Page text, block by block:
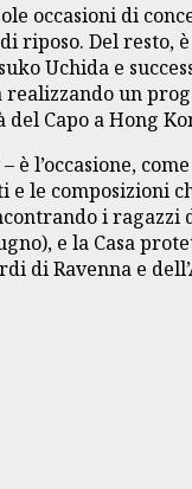
occasioni di
riposo. Del resto,
Uchida e
un
Capo a Hong
l’occasione,
le composizioni
i ragazzi
e la Casa
Ravenna e